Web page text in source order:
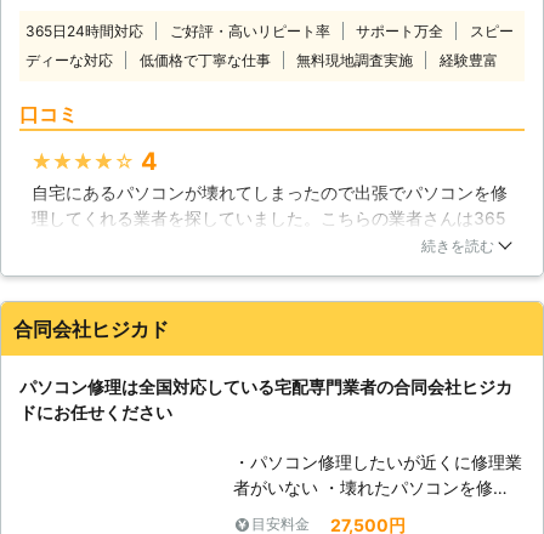
ますのですぐに弊社までご相談くださ
い。弊社では液晶不良や起動不良も対
よりも低価格なサービスでパソコンの
きますので、不具合が見られましたら
一度ご連絡ください。また、お見積り
も無料で承っております。
のとして使われたり、あるいは写真や
絵など様々なデータを保管しておくス
動しなくなる場合があります。トラブ
ルの原因を突き止めることは大変難し
いものですが、株式会社トゥサンライ
理の他に、現場に急行して対応するこ
ら、私達がその場に急行することで、
いち早く解決に向かえるのならそれが
一番です。お困りの方の不安と不自由
365日24時間対応 ご好評・高いリピート率 サポート万全
スピー
ディーな対応
低価格で丁寧な仕事 無料現地調査実施 経験豊富
口コミ
★★★★★ 4
自宅にあるパソコンが壊れてしまったので出張でパソコンを修
理してくれる業者を探していました。こちらの業者さんは365
日24時間対応してくれるということやサポートが万全というこ
から対応までわりと気持ちのいい人で説明も分かりやすくて良
かったと思います。パソコンも無事に直ったのでとても感謝し
神奈川県 横須賀市
続きを読む
合同会社ヒジカド
パソコン修理は全国対応している宅配専門業者の合同会社ヒジカ
ドにお任せください
・パソコン修理したいが近くに修理業
者がいない ・壊れたパソコンを修理
してほしいが店舗へもっていくのが面
目安料金 27,500円